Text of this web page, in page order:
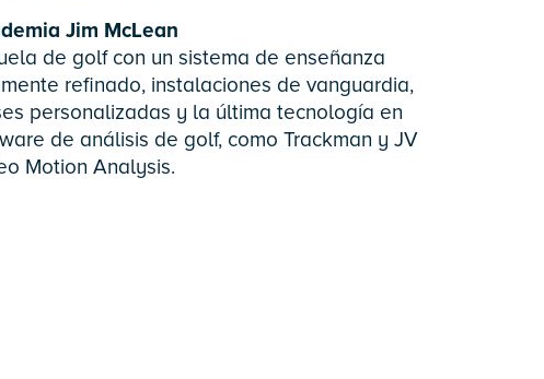
Jim McLean
de golf con un sistema de enseñanza
refinado, instalaciones de vanguardia,
personalizadas y la última tecnología en
de análisis de golf, como Trackman y JV
Motion Analysis.